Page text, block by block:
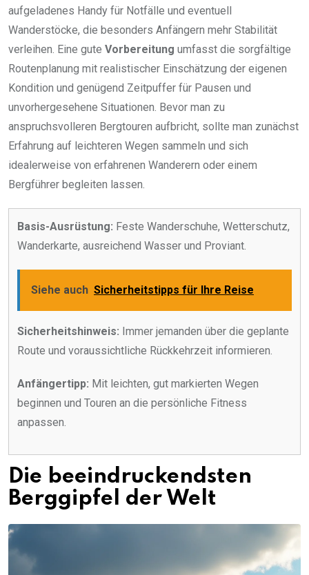
aufgeladenes Handy für Notfälle und eventuell
Wanderstöcke, die besonders Anfängern mehr Stabilität
verleihen. Eine gute Vorbereitung umfasst die sorgfältige
Routenplanung mit realistischer Einschätzung der eigenen
Kondition und genügend Zeitpuffer für Pausen und
unvorhergesehene Situationen. Bevor man zu
anspruchsvolleren Bergtouren aufbricht, sollte man zunächst
Erfahrung auf leichteren Wegen sammeln und sich
idealerweise von erfahrenen Wanderern oder einem
Bergführer begleiten lassen.
Basis-Ausrüstung: Feste Wanderschuhe, Wetterschutz,
Wanderkarte, ausreichend Wasser und Proviant.
Siehe auch Sicherheitstipps für Ihre Reise
Sicherheitshinweis: Immer jemanden über die geplante
Route und voraussichtliche Rückkehrzeit informieren.
Anfängertipp: Mit leichten, gut markierten Wegen
beginnen und Touren an die persönliche Fitness
anpassen.
Die beeindruckendsten
Berggipfel der Welt